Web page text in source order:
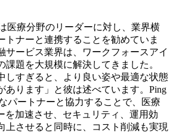
医療分野のリーダーに対し、業界横
トナーと連携することを勧めていま
サービス業界は、ワークフォースアイ
課題を大規模に解決してきました。
しすぎると、より良い姿や最適な状態
あります」と彼は述べています。Ping
パートナーと協力することで、医療
を加速させ、セキュリティ、運用効
上させると同時に、コスト削減も実現